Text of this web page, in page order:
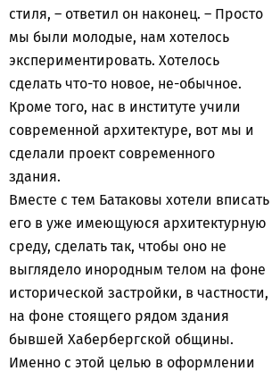
стиля, – ответил он наконец. – Просто
мы были молодые, нам хотелось
экспериментировать. Хотелось
сделать что-то новое, не-обычное.
Кроме того, нас в институте учили
современной архитектуре, вот мы и
сделали проект современного
здания.
Вместе с тем Батаковы хотели вписать
его в уже имеющуюся архитектурную
среду, сделать так, чтобы оно не
выглядело инородным телом на фоне
исторической застройки, в частности,
на фоне стоящего рядом здания
бывшей Хабербергской общины.
Именно с этой целью в оформлении